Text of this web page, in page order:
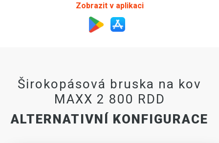
Zobrazit v aplikaci
Širokopásová bruska na kov
MAXX 2 800 RDD
ALTERNATIVNÍ KONFIGURACE